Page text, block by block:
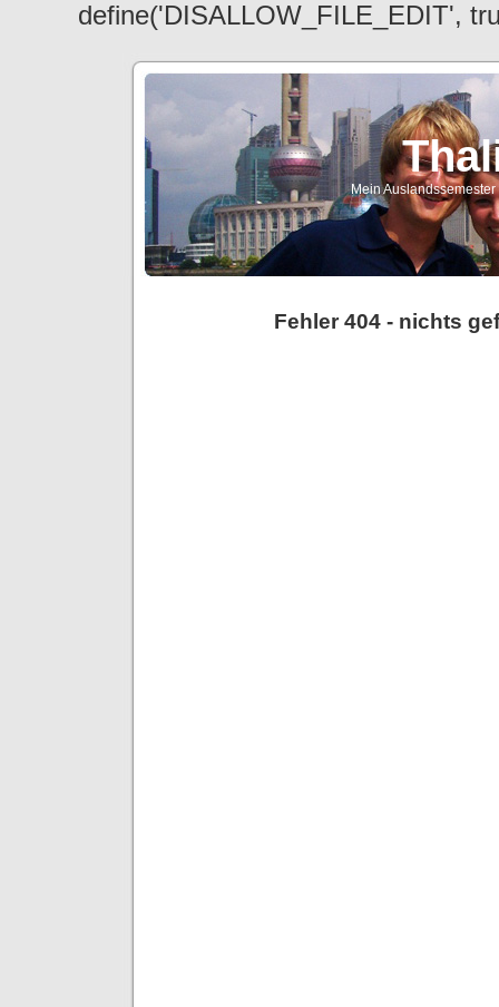
define('DISALLOW_FILE_EDIT',
Mein
Fehler 404 - nichts